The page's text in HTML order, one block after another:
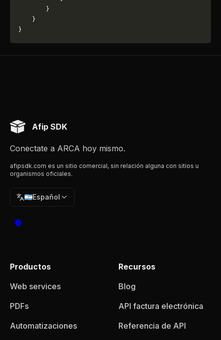
        }
    }
}
Afip SDK
Conectate a ARCA hoy mismo.
afipsdk.com es un sitio comercial, sin relación alguna con sitios u
organismos oficiales.
🇦🇷Español
Productos
Web services
PDFs
Automatizaciones
Recursos
Blog
API factura electrónica
Referencia de API